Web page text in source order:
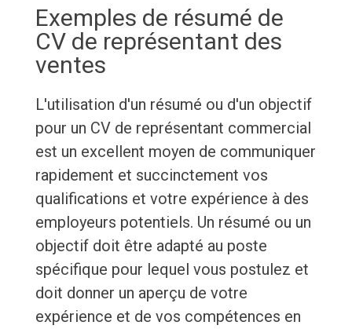
Exemples de résumé de
CV de représentant des
ventes
L'utilisation d'un résumé ou d'un objectif
pour un CV de représentant commercial
est un excellent moyen de communiquer
rapidement et succinctement vos
qualifications et votre expérience à des
employeurs potentiels. Un résumé ou un
objectif doit être adapté au poste
spécifique pour lequel vous postulez et
doit donner un aperçu de votre
expérience et de vos compétences en